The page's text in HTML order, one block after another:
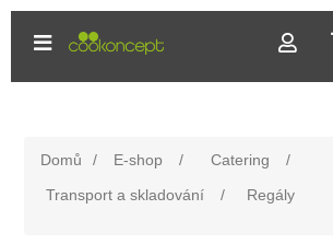
Domů / E-shop / Catering
/
Transport a skladování
/ Regály